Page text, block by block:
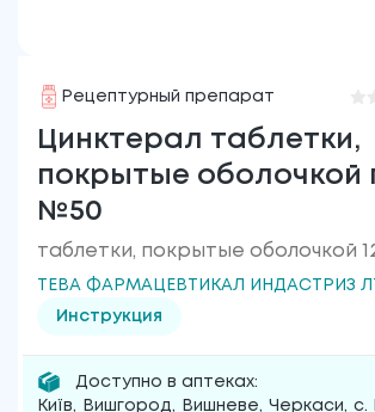
Рецептурный препарат
Цинктерал таблетки,
покрытые оболочкой
№50
таблетки, покрытые оболочкой
ТЕВА ФАРМАЦЕВТИКАЛ ИНДАСТРИЗ
Инструкция
Доступно в аптеках:
Київ, Вишгород, Вишневе, Черкаси, с.